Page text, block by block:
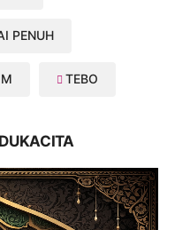
PENUH
TEBO